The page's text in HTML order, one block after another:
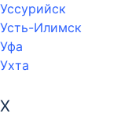
Уссурийск
Усть-Илимск
Уфа
Ухта
Х